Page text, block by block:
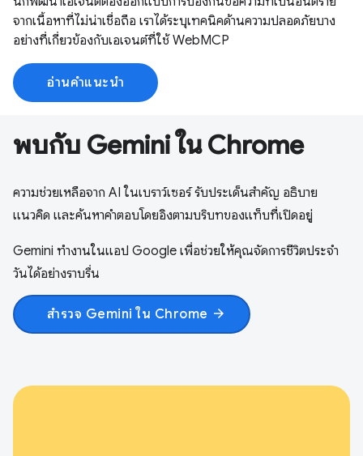
จากเนื้อหาที่ไม่น่าเชื่อถือ เราได้ระบุเทคนิคด้านความปลอดภัยบาง
อย่างที่เกี่ยวข้องกับเอเจนต์ที่ใช้ WebMCP
อ่านคำแนะนำ
พบกับ Gemini ใน Chrome
ความช่วยเหลือจาก AI ในเบราว์เซอร์ รับประเด็นสำคัญ อธิบาย
แนวคิด และค้นหาคำตอบโดยอิงตามบริบทของแท็บที่เปิดอยู่
Gemini ทำงานในแอป Google เพื่อช่วยให้คุณจัดการชีวิตประจำ
วันได้อย่างราบรื่น
สำรวจ Gemini ใน Chrome arrow_forward